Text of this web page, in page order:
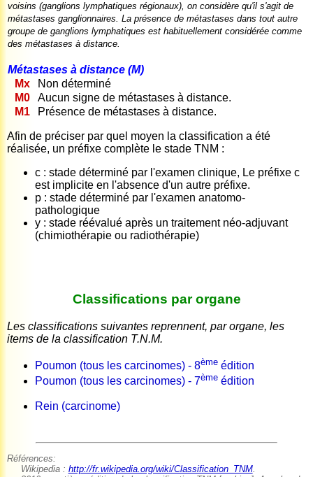
voisins (ganglions lymphatiques régionaux), on considère qu'il s'agit de
métastases ganglionnaires. La présence de métastases dans tout autre
groupe de ganglions lymphatiques est habituellement considérée comme
des métastases à distance.
Métastases à distance (M)
Mx
Non déterminé
M0
Aucun signe de métastases à distance.
M1
Présence de métastases à distance.
Afin de préciser par quel moyen la classification a été
réalisée, un préfixe complète le stade TNM :
c : stade déterminé par l'examen clinique, Le préfixe c
est implicite en l'absence d'un autre préfixe.
p : stade déterminé par l'examen anatomo-
pathologique
y : stade réévalué après un traitement néo-adjuvant
(chimiothérapie ou radiothérapie)
Classifications par organe
Les classifications suivantes reprennent, par organe, les
items de la classification T.N.M.
Poumon (tous les carcinomes) - 8èmeédition
Poumon (tous les carcinomes) - 7èmeédition
Rein (carcinome)
Références:
Wikipedia : http://fr.wikipedia.org/wiki/Classification_TNM.